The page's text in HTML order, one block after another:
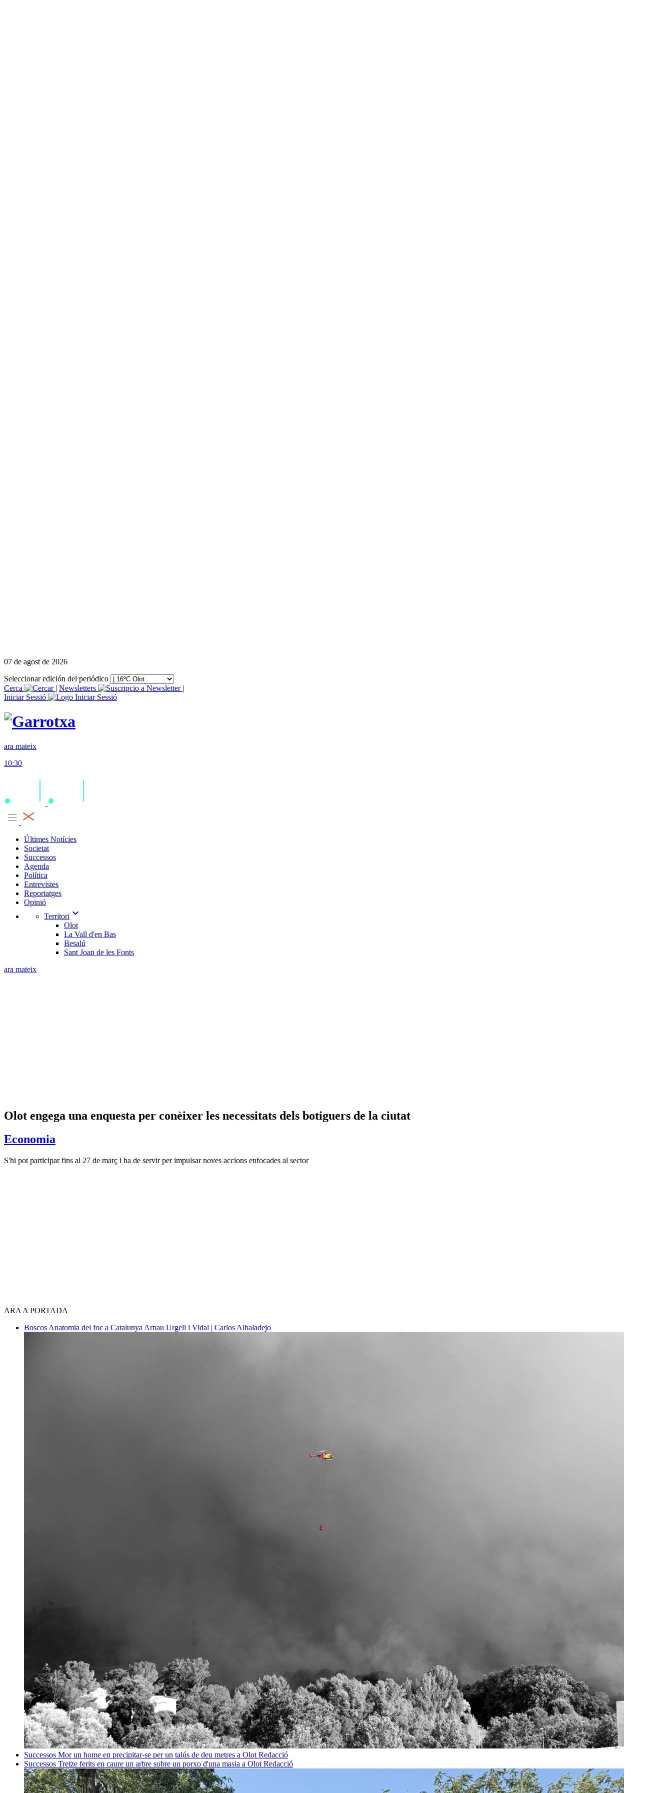
07 de agost de 2026
Seleccionar edición del periódico
Cerca
| Newsletters
|
Iniciar Sessió
ara mateix
10:30
Últimes Notícies
Societat
Successos
Agenda
Política
Entrevistes
Reportatges
Opinió
Territori expand_more
Olot
La Vall d'en Bas
Besalú
Sant Joan de les Fonts
ara mateix
Olot engega una enquesta per conèixer les necessitats dels botiguers de la ciutat
Economia
S'hi pot participar fins al 27 de març i ha de servir per impulsar noves accions enfocades al sector
ARA A PORTADA
Boscos Anatomia del foc a Catalunya Arnau Urgell i Vidal | Carlos Albaladejo
Successos Mor un home en precipitar-se per un talús de deu metres a Olot Redacció
Successos Tretze ferits en caure un arbre sobre un porxo d'una masia a Olot Redacció